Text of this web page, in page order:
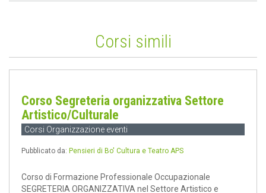
Corsi simili
Corso Segreteria organizzativa Settore
Artistico/Culturale
Corsi Organizzazione eventi
Pubblicato da: Pensieri di Bo' Cultura e Teatro APS
Corso di Formazione Professionale Occupazionale
SEGRETERIA ORGANIZZATIVA nel Settore Artistico e